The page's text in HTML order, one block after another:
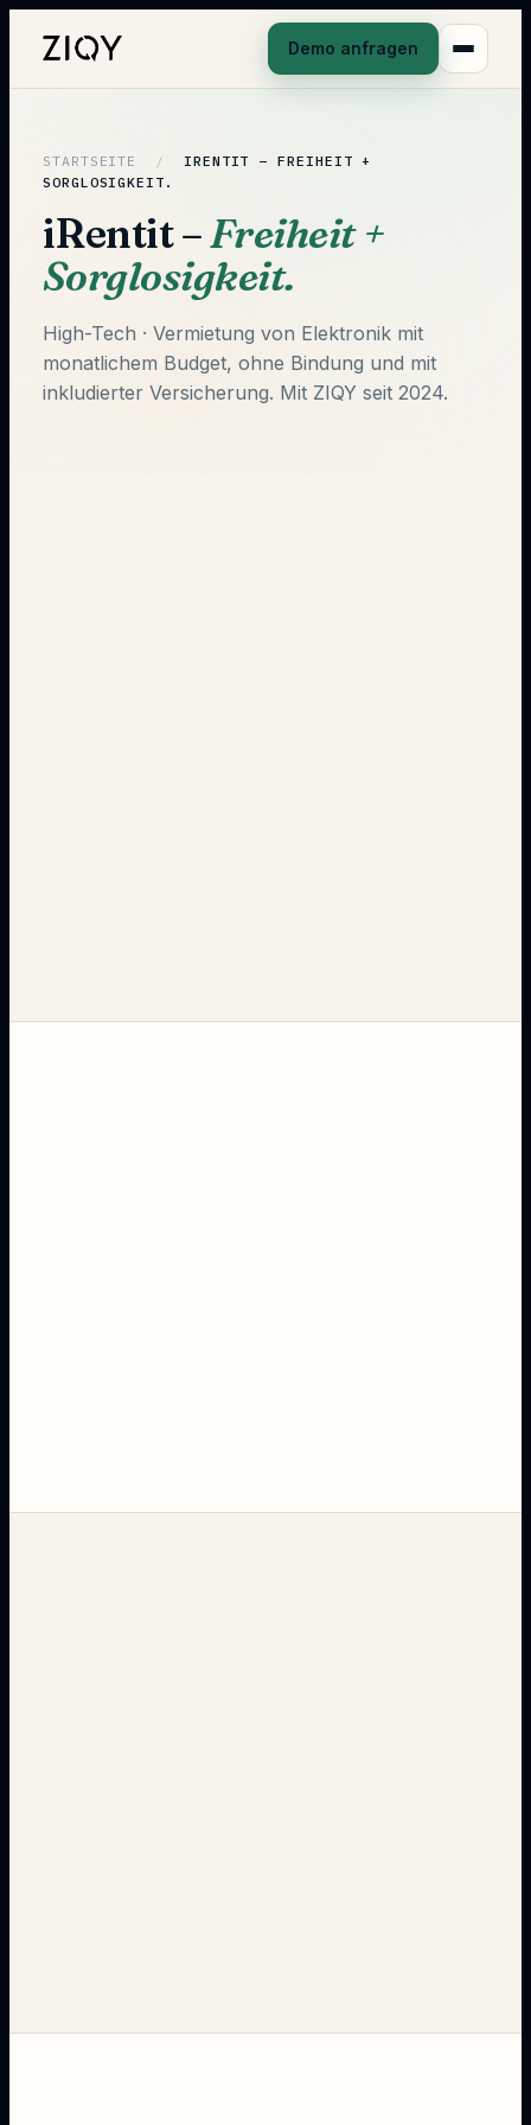
Demo anfragen
STARTSEITE / IRENTIT –
FREIHEIT +
SORGLOSIGKEIT.
iRentit –Freiheit +
Sorglosigkeit.
High-Tech · Vermietung von Elektronik mit
monatlichem Budget, ohne Bindung und mit
inkludierter Versicherung. Mit ZIQY seit 2024.